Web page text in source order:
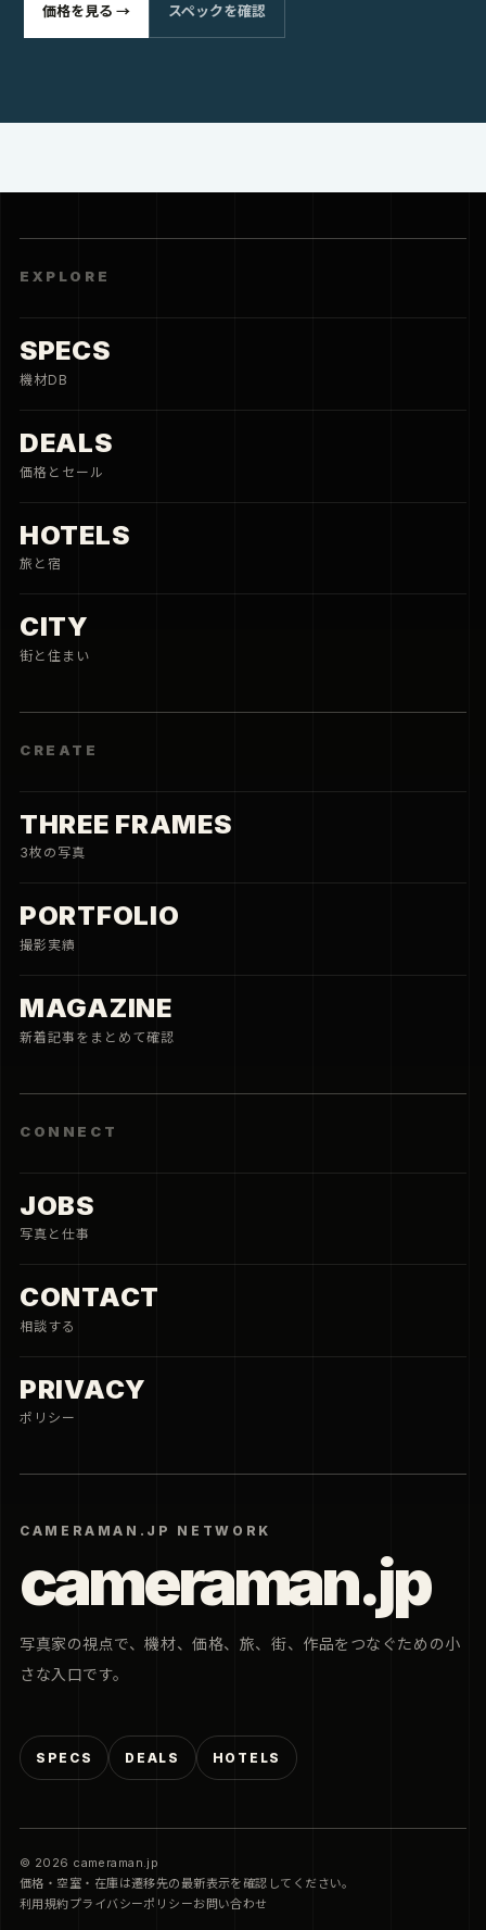
価格を見る → スペックを確認
CAMERAMAN.JP NETWORK
cameraman.jp
写真家の視点で、機材、価格、旅、街、作品をつなぐための小
さな入口です。
SPECS DEALS HOTELS
EXPLORE
SPECS
機材DB
DEALS
価格とセール
HOTELS
旅と宿
CITY
街と住まい
CREATE
THREE FRAMES
3枚の写真
PORTFOLIO
撮影実績
MAGAZINE
新着記事をまとめて確認
CONNECT
JOBS
写真と仕事
CONTACT
相談する
PRIVACY
ポリシー
© 2026 cameraman.jp
価格・空室・在庫は遷移先の最新表示を確認してください。
利用規約プライバシーポリシーお問い合わせ